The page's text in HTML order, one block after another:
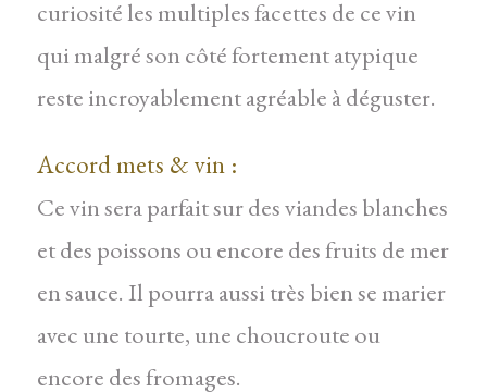
curiosité les multiples facettes de ce vin
qui malgré son côté fortement atypique
reste incroyablement agréable à déguster.
Accord mets & vin :
Ce vin sera parfait sur des viandes blanches
et des poissons ou encore des fruits de mer
en sauce. Il pourra aussi très bien se marier
avec une tourte, une choucroute ou
encore des fromages.